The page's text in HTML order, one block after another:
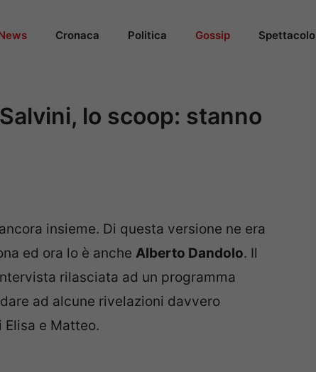
Cronaca Politica Gossip Spettacolo
lo scoop: stanno
insieme. Di questa versione ne era
ed ora lo è anche Alberto Dandolo. Il
rilasciata ad un programma
ad alcune rivelazioni davvero
Elisa e Matteo.